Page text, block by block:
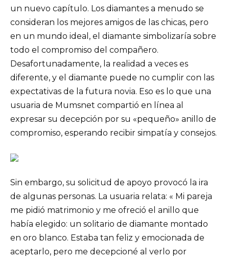
un nuevo capítulo. Los diamantes a menudo se
consideran los mejores amigos de las chicas, pero
en un mundo ideal, el diamante simbolizaría sobre
todo el compromiso del compañero.
Desafortunadamente, la realidad a veces es
diferente, y el diamante puede no cumplir con las
expectativas de la futura novia. Eso es lo que una
usuaria de Mumsnet compartió en línea al
expresar su decepción por su «pequeño» anillo de
compromiso, esperando recibir simpatía y consejos.
Sin embargo, su solicitud de apoyo provocó la ira
de algunas personas. La usuaria relata: « Mi pareja
me pidió matrimonio y me ofreció el anillo que
había elegido: un solitario de diamante montado
en oro blanco. Estaba tan feliz y emocionada de
aceptarlo, pero me decepcioné al verlo por